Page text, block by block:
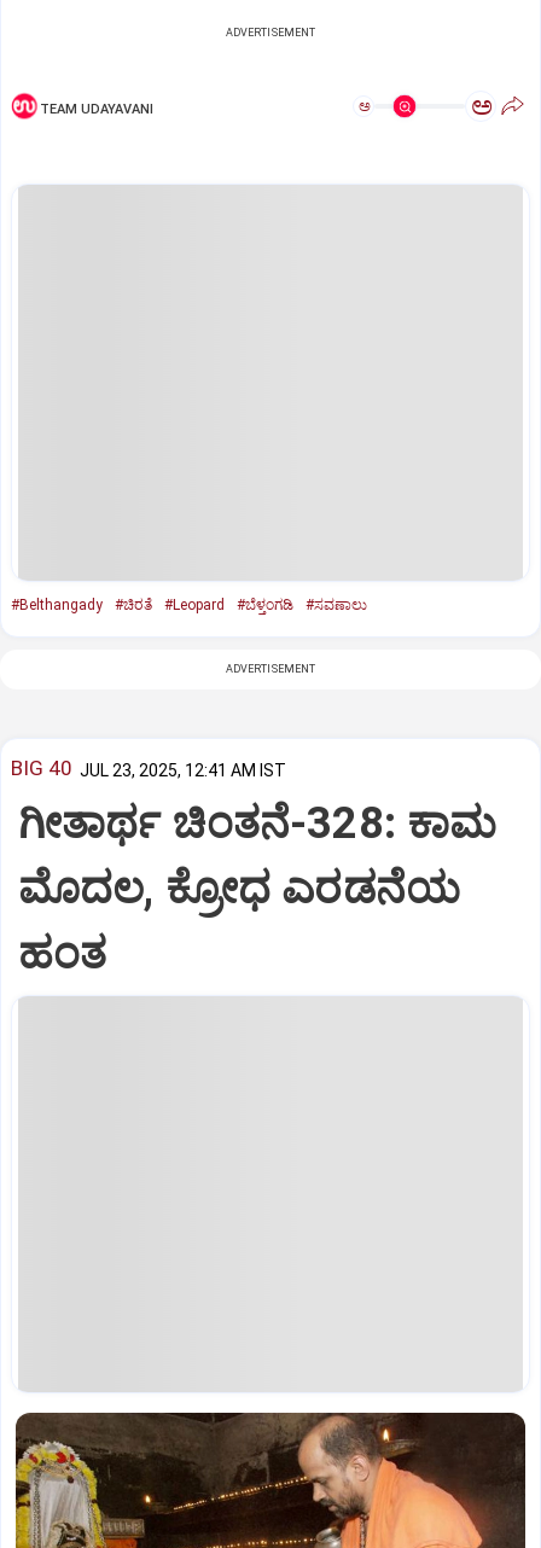
ADVERTISEMENT
TEAM UDAYAVANI ಅ ಅ
#Belthangady #ಚಿರತೆ #Leopard #ಬೆಳ್ತಂಗಡಿ #ಸವಣಾಲು
ADVERTISEMENT
BIG 40 JUL 23, 2025, 12:41 AM IST
ಗೀತಾರ್ಥ ಚಿಂತನೆ-328: ಕಾಮ
ಮೊದಲ, ಕ್ರೋಧ ಎರಡನೆಯ
ಹಂತ